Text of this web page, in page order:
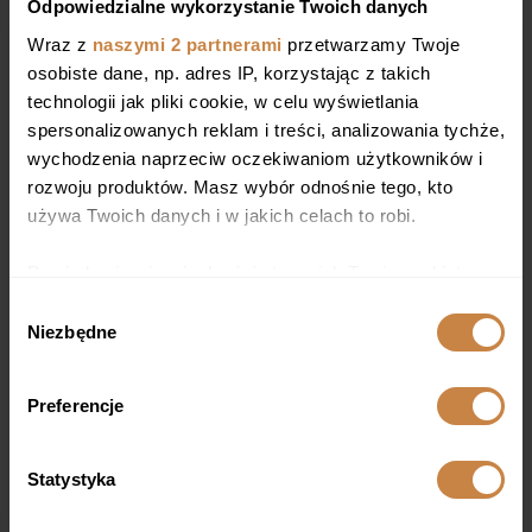
Odpowiedzialne wykorzystanie Twoich danych
Wraz z naszymi 2 partnerami przetwarzamy Twoje
osobiste dane, np. adres IP, korzystając z takich
technologii jak pliki cookie, w celu wyświetlania
spersonalizowanych reklam i treści, analizowania tychże,
wychodzenia naprzeciw oczekiwaniom użytkowników i
rozwoju produktów. Masz wybór odnośnie tego, kto
używa Twoich danych i w jakich celach to robi.
sekcji szczegółów
. W Deklaracji plików cookie możesz
zmienić lub wycofać swoją zgodę w dowolnej chwili.
Wykorzystujemy pliki cookie do spersonalizowania treści
analizować ruch w naszej witrynie. Informacje o tym, jak
korzystasz z naszej witryny, udostępniamy partnerom
zgody
Niezbędne
Preferencje
Statystyka
Stadionie Narodowym
w 2020 został zorganizowany przy Stadionie